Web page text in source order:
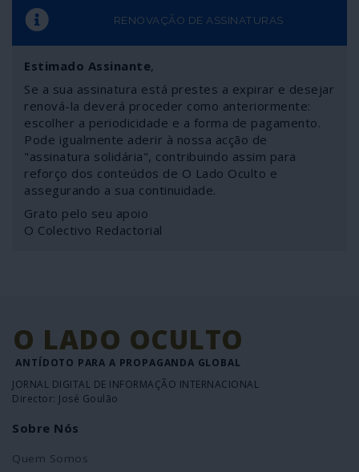
RENOVAÇÃO DE ASSINATURAS
Estimado Assinante,
Se a sua assinatura está prestes a expirar e desejar
renová-la deverá proceder como anteriormente:
escolher a periodicidade e a forma de pagamento.
Pode igualmente aderir à nossa acção de
"assinatura solidária", contribuindo assim para
reforço dos conteúdos de O Lado Oculto e
assegurando a sua continuidade.
Grato pelo seu apoio
O Colectivo Redactorial
O LADO OCULTO
ANTÍDOTO PARA A PROPAGANDA GLOBAL
JORNAL DIGITAL DE INFORMAÇÃO INTERNACIONAL
Director: José Goulão
Sobre Nós
Quem Somos